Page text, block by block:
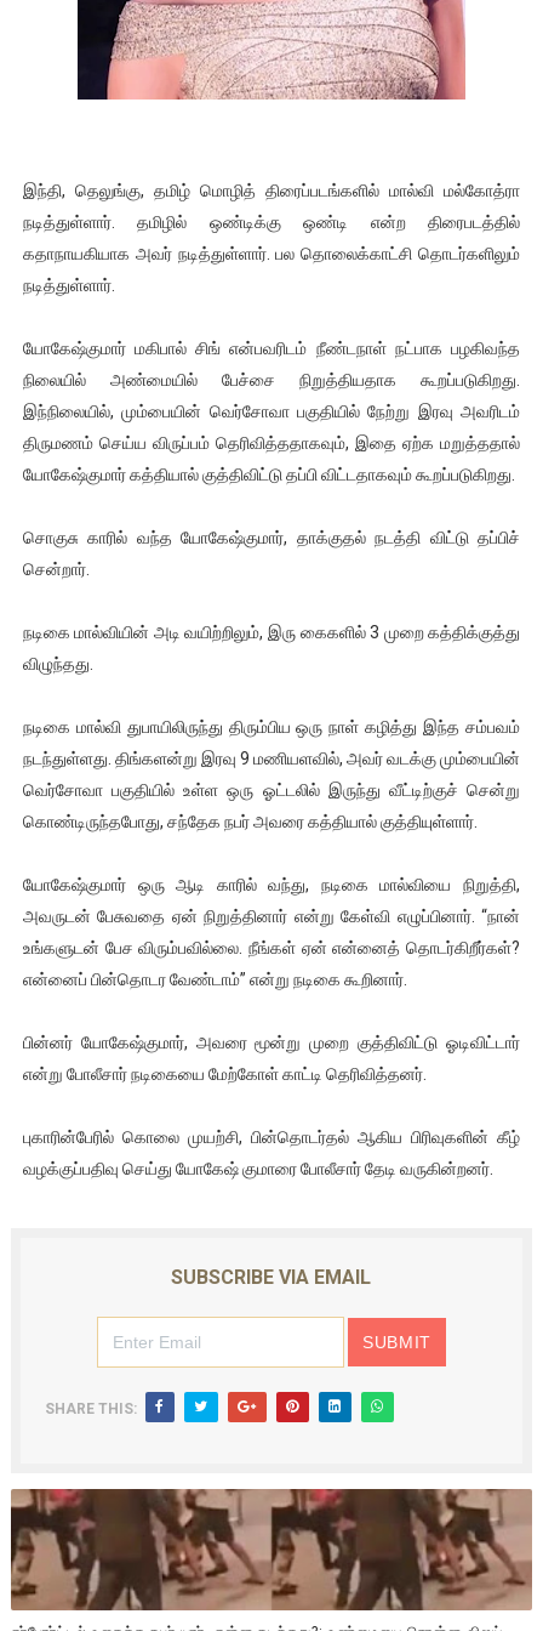
ஐ.நா முன்றலில் சீரற்ற காலநிலையிலும் தமிழின அழிப்பிற்கு
இளையராஜா – கமல் அவசர சந்திப்பு (படங்கள், விடியோ)
32 CM விநோத கன்றுக்குட்டி! (வீடியோ)
வலிமை தான் அஜித் திரைப்பயணத்திலே அதிக காலெக்ஷன் செய்த
இந்தி, தெலுங்கு, தமிழ் மொழித் திரைப்படங்களில் மால்வி மல்கோத்ரா
நடித்துள்ளார். தமிழில் ஒண்டிக்கு ஒண்டி என்ற திரைபடத்தில்
கதாநாயகியாக அவர் நடித்துள்ளார். பல தொலைக்காட்சி தொடர்களிலும்
நடித்துள்ளார்.
யோகேஷ்குமார் மகிபால் சிங் என்பவரிடம் நீண்டநாள் நட்பாக பழகிவந்த
நிலையில் அண்மையில் பேச்சை நிறுத்தியதாக கூறப்படுகிறது.
இந்நிலையில், மும்பையின் வெர்சோவா பகுதியில் நேற்று இரவு அவரிடம்
திருமணம் செய்ய விருப்பம் தெரிவித்ததாகவும், இதை ஏற்க மறுத்ததால்
யோகேஷ்குமார் கத்தியால் குத்திவிட்டு தப்பி விட்டதாகவும் கூறப்படுகிறது.
சொகுசு காரில் வந்த யோகேஷ்குமார், தாக்குதல் நடத்தி விட்டு தப்பிச்
சென்றார்.
நடிகை மால்வியின் அடி வயிற்றிலும், இரு கைகளில் 3 முறை கத்திக்குத்து
விழுந்தது.
நடிகை மால்வி துபாயிலிருந்து திரும்பிய ஒரு நாள் கழித்து இந்த சம்பவம்
நடந்துள்ளது. திங்களன்று இரவு 9 மணியளவில், அவர் வடக்கு மும்பையின்
வெர்சோவா பகுதியில் உள்ள ஒரு ஓட்டலில் இருந்து வீட்டிற்குச் சென்று
கொண்டிருந்தபோது, ​​சந்தேக நபர் அவரை கத்தியால் குத்தியுள்ளார்.
யோகேஷ்குமார் ஒரு ஆடி காரில் வந்து, நடிகை மால்வியை நிறுத்தி,
அவருடன் பேசுவதை ஏன் நிறுத்தினார் என்று கேள்வி எழுப்பினார். “நான்
உங்களுடன் பேச விரும்பவில்லை. நீங்கள் ஏன் என்னைத் தொடர்கிறீர்கள்?
என்னைப் பின்தொடர வேண்டாம்” என்று நடிகை கூறினார்.
பின்னர் யோகேஷ்குமார், அவரை மூன்று முறை குத்திவிட்டு ஓடிவிட்டார்
என்று போலீசார் நடிகையை மேற்கோள் காட்டி தெரிவித்தனர்.
புகாரின்பேரில் கொலை முயற்சி, பின்தொடர்தல் ஆகிய பிரிவுகளின் கீழ்
வழக்குப்பதிவு செய்து யோகேஷ் குமாரை போலீசார் தேடி வருகின்றனர்.
SUBSCRIBE VIA EMAIL
SHARE THIS: